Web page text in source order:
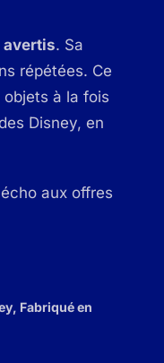
avertis. Sa
répétées. Ce
à la fois
Disney, en
aux offres
Fabriqué en